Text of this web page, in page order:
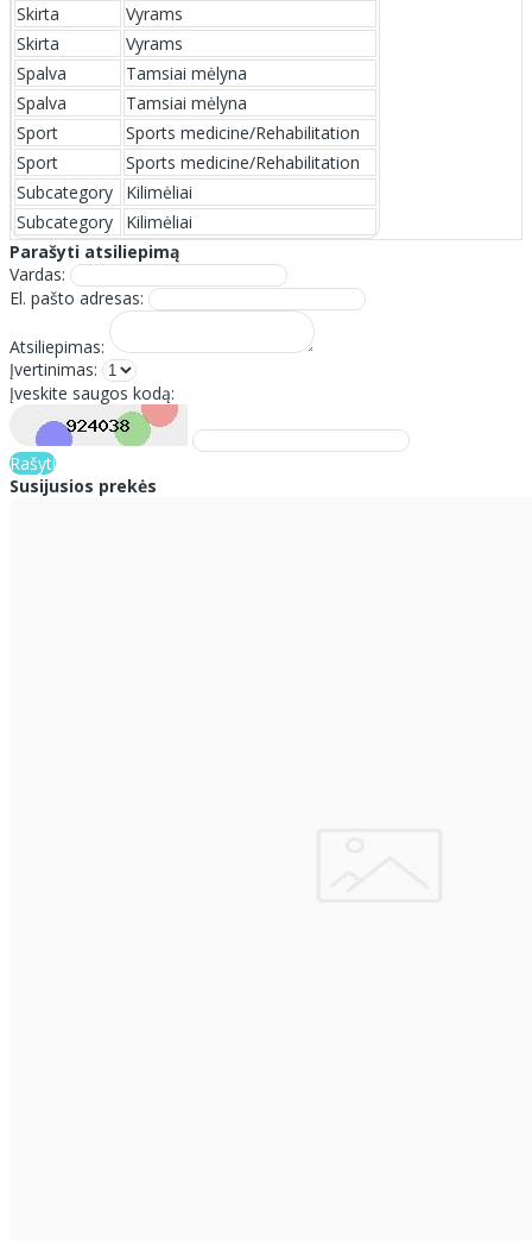
Skirta
Vyrams
Skirta
Vyrams
Spalva
Tamsiai mėlyna
Spalva
Tamsiai mėlyna
Sport
Sports medicine/Rehabilitation
Sport
Sports medicine/Rehabilitation
Subcategory
Kilimėliai
Subcategory
Kilimėliai
Parašyti atsiliepimą
Vardas:
El. pašto adresas:
Atsiliepimas:
Įvertinimas:
Įveskite saugos kodą:
Rašyti
Susijusios prekės